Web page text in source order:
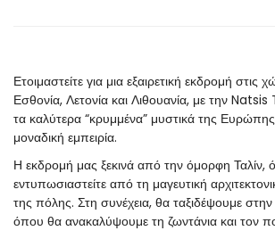
Ετοιμαστείτε για μια εξαιρετική εκδρομή στις
Εσθονία, Λετονία και Λιθουανία, με την
τα καλύτερα “κρυμμένα” μυστικά της Ευρώπης
μοναδική εμπειρία.
Η εκδρομή μας ξεκινά από την όμορφη Ταλίν,
εντυπωσιαστείτε από τη μαγευτική
της πόλης. Στη συνέχεια, θα ταξιδέψουμε
όπου θα ανακαλύψουμε τη ζωντάνια και τον